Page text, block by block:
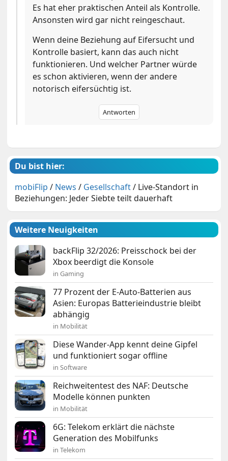
Es hat eher praktischen Anteil als Kontrolle.
Ansonsten wird gar nicht reingeschaut.
Wenn deine Beziehung auf Eifersucht und
Kontrolle basiert, kann das auch nicht
funktionieren. Und welcher Partner würde
es schon aktivieren, wenn der andere
notorisch eifersüchtig ist.
Antworten
Du bist hier:
mobiFlip / News / Gesellschaft/ Live-Standort in
Beziehungen: Jeder Siebte teilt dauerhaft
Weitere Neuigkeiten
backFlip 32/2026: Preisschock bei der
Xbox beerdigt die Konsole
in Gaming
77 Prozent der E-Auto-Batterien aus
Asien: Europas Batterieindustrie bleibt
abhängig
in Mobilität
Diese Wander-App kennt deine Gipfel
und funktioniert sogar offline
in Software
Reichweitentest des NAF: Deutsche
Modelle können punkten
in Mobilität
6G: Telekom erklärt die nächste
Generation des Mobilfunks
in Telekom